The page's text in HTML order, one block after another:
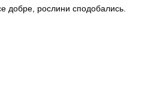
добре, рослини сподобались.